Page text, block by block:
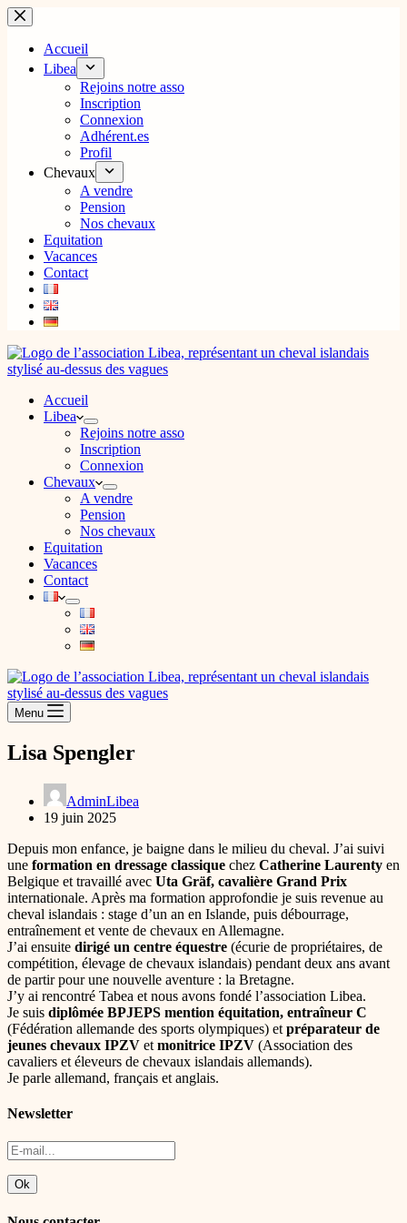
Passer
au
contenuAccueil
Libea
Rejoins notre asso
Inscription
Connexion
Adhérent.es
Profil
Chevaux
A vendre
Pension
Nos chevaux
Equitation
Vacances
Contact
Accueil
Libea
Rejoins notre asso
Inscription
Connexion
Chevaux
A vendre
Pension
Nos chevaux
Equitation
Vacances
Contact
Menu
Lisa Spengler
AdminLibea
19 juin 2025
Depuis mon enfance, je baigne dans le milieu du cheval. J’ai suivi
une formation en dressage classique chez Catherine Laurenty en
Belgique et travaillé avec Uta Gräf, cavalière Grand Prix
internationale. Après ma formation approfondie je suis revenue au
cheval islandais : stage d’un an en Islande, puis débourrage,
entraînement et vente de chevaux en Allemagne.
J’ai ensuite dirigé un centre équestre (écurie de propriétaires, de
compétition, élevage de chevaux islandais) pendant deux ans avant
de partir pour une nouvelle aventure : la Bretagne.
J’y ai rencontré Tabea et nous avons fondé l’association Libea.
Je suis diplômée BPJEPS mention équitation, entraîneur C
(Fédération allemande des sports olympiques) et préparateur de
jeunes chevaux IPZV et monitrice IPZV (Association des
cavaliers et éleveurs de chevaux islandais allemands).
Je parle allemand, français et anglais.
Newsletter